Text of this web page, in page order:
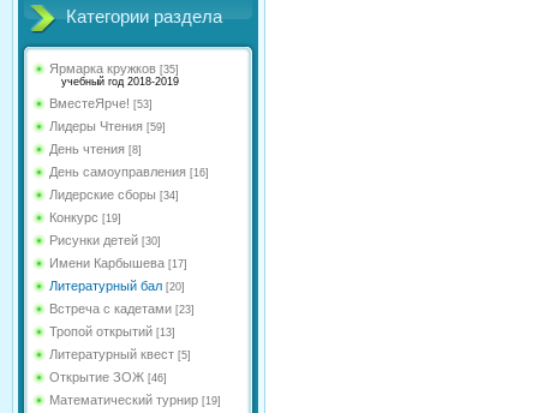
Категории раздела
Ярмарка кружков [35]
учебный год 2018-2019
ВместеЯрче! [53]
Лидеры Чтения [59]
День чтения [8]
День самоуправления [16]
Лидерские сборы [34]
Конкурс [19]
Рисунки детей [30]
Имени Карбышева [17]
Литературный бал [20]
Встреча с кадетами [23]
Тропой открытий [13]
Литературный квест [5]
Открытие ЗОЖ [46]
Математический турнир [19]